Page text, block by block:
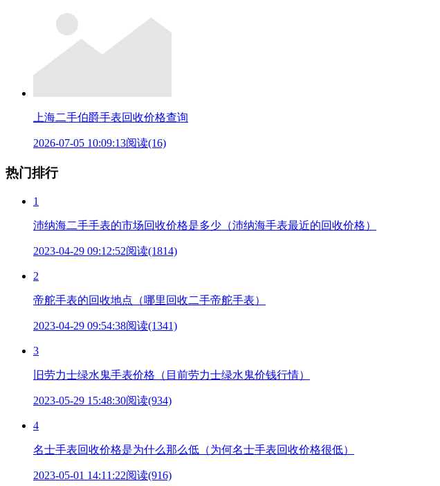
上海二手伯爵手表回收价格查询
2026-07-05 10:09:13阅读(16)
热门排行
1
沛纳海二手手表的市场回收价格是多少（沛纳海手表最近的回收价格）
2023-04-29 09:12:52阅读(1814)
2
帝舵手表的回收地点（哪里回收二手帝舵手表）
2023-04-29 09:54:38阅读(1341)
3
旧劳力士绿水鬼手表价格（目前劳力士绿水鬼价钱行情）
2023-05-29 15:48:30阅读(934)
4
名士手表回收价格是为什么那么低（为何名士手表回收价格很低）
2023-05-01 14:11:22阅读(916)